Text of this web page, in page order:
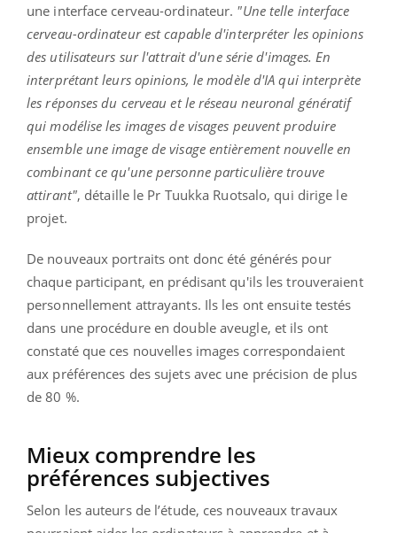
une interface cerveau-ordinateur. "Une telle interface
cerveau-ordinateur est capable d'interpréter les opinions
des utilisateurs sur l'attrait d'une série d'images. En
interprétant leurs opinions, le modèle d'IA qui interprète
les réponses du cerveau et le réseau neuronal génératif
qui modélise les images de visages peuvent produire
ensemble une image de visage entièrement nouvelle en
combinant ce qu'une personne particulière trouve
attirant", détaille le Pr Tuukka Ruotsalo, qui dirige le
projet.
De nouveaux portraits ont donc été générés pour
chaque participant, en prédisant qu'ils les trouveraient
personnellement attrayants. Ils les ont ensuite testés
dans une procédure en double aveugle, et ils ont
constaté que ces nouvelles images correspondaient
aux préférences des sujets avec une précision de plus
de 80 %.
Mieux comprendre les
préférences subjectives
Selon les auteurs de l’étude, ces nouveaux travaux